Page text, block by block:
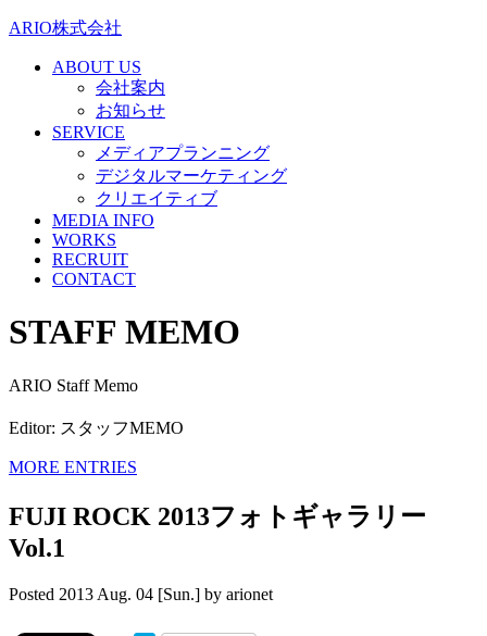
ARIO株式会社
ABOUT US
会社案内
お知らせ
SERVICE
メディアプランニング
デジタルマーケティング
クリエイティブ
MEDIA INFO
WORKS
RECRUIT
CONTACT
STAFF MEMO
ARIO Staff Memo
Editor: スタッフMEMO
MORE ENTRIES
FUJI ROCK 2013フォトギャラリー
Vol.1
Posted 2013 Aug. 04 [Sun.] by arionet